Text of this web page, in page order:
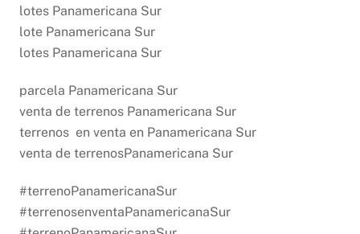
lotes Panamericana Sur
lote Panamericana Sur
lotes Panamericana Sur
parcela Panamericana Sur
venta de terrenos Panamericana Sur
terrenos en venta en Panamericana Sur
venta de terrenosPanamericana Sur
#terrenoPanamericanaSur
#terrenosenventaPanamericanaSur